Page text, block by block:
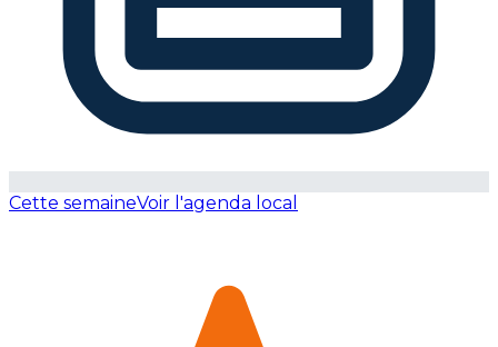
Cette semaineVoir l'agenda local